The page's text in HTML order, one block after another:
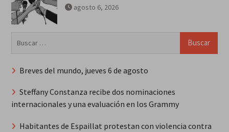
agosto 6, 2026
Breves del mundo, jueves 6 de agosto
Steffany Constanza recibe dos nominaciones
internacionales y una evaluación en los Grammy
Habitantes de Espaillat protestan con violencia contra